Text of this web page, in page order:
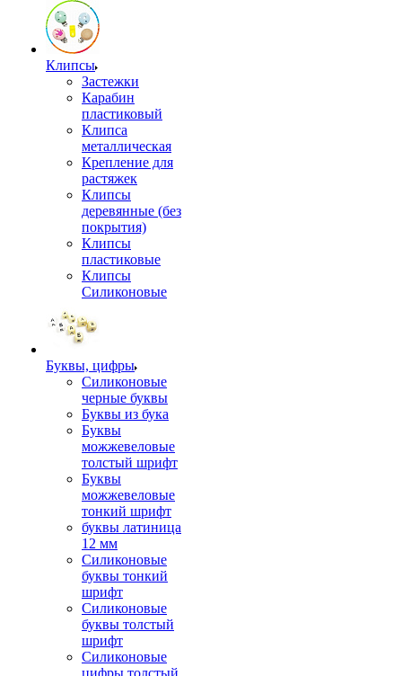
Клипсы
Застежки
Карабин
пластиковый
Клипса
металлическая
Крепление для
растяжек
Клипсы
деревянные (без
покрытия)
Клипсы
пластиковые
Клипсы
Силиконовые
Буквы, цифры
Силиконовые
черные буквы
Буквы из бука
Буквы
можжевеловые
толстый шрифт
Буквы
можжевеловые
тонкий шрифт
буквы латиница
12 мм
Силиконовые
буквы тонкий
шрифт
Силиконовые
буквы толстый
шрифт
Силиконовые
цифры толстый